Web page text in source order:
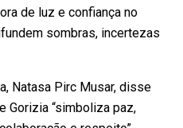
de luz e confiança no
sombras, incertezas
Natasa Pirc Musar, disse
Gorizia “simboliza paz,